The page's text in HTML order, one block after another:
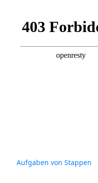
Aufgaben von Stappen